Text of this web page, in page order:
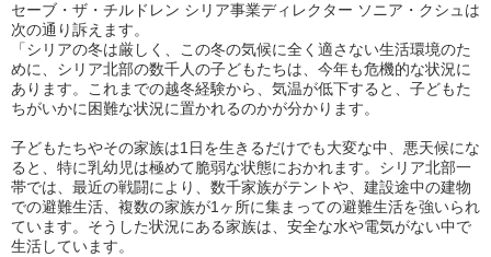
セーブ・ザ・チルドレン シリア事業ディレクター ソニア・クシュは
次の通り訴えます。
「シリアの冬は厳しく、この冬の気候に全く適さない生活環境のた
めに、シリア北部の数千人の子どもたちは、今年も危機的な状況に
あります。これまでの越冬経験から、気温が低下すると、子どもた
ちがいかに困難な状況に置かれるのかが分かります。
子どもたちやその家族は1日を生きるだけでも大変な中、悪天候にな
ると、特に乳幼児は極めて脆弱な状態におかれます。シリア北部一
帯では、最近の戦闘により、数千家族がテントや、建設途中の建物
での避難生活、複数の家族が1ヶ所に集まっての避難生活を強いられ
ています。そうした状況にある家族は、安全な水や電気がない中で
生活しています。